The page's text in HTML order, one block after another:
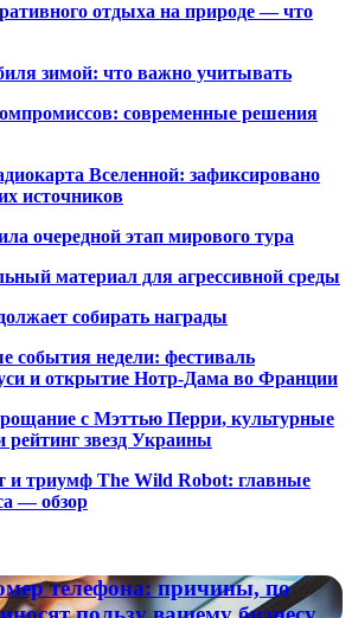
отдыха на природе — что
зимой: что важно учитывать
современные решения
Вселенной: зафиксировано
источников
очередной этап мирового тура
материал для агрессивной среды
собирать награды
события недели: фестиваль
и открытие Нотр-Дама во Франции
с Мэттью Перри, культурные
звезд Украины
триумф The Wild Robot: главные
— обзор
телефона: причины, по